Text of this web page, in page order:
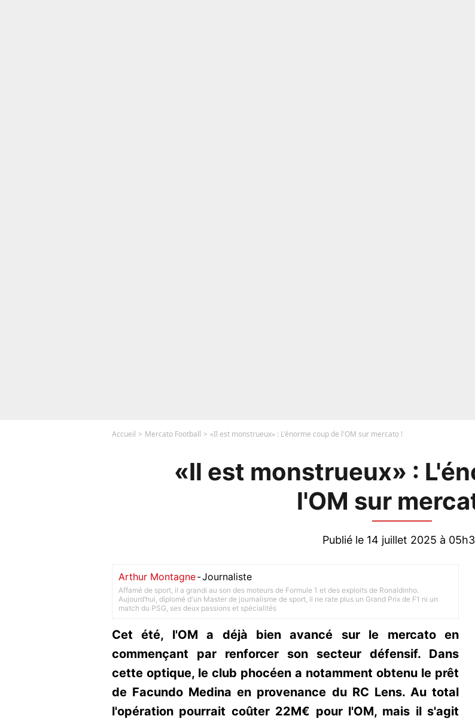
Accueil Mercato Football «Il est monstrueux» : L'énorme coup de l'OM sur mercato !
«Il est monstrueux» :
l'OM sur
Publié le 14 juillet 2025 à
Arthur Montagne-Journaliste
Affamé de sport, il a grandi au son des moteurs de Formule 1 et des exploits de Ronaldinho.
Aujourd’hui, diplomé d'un Master de journalisme de sport, il ne rate plus un Grand Prix de F1 ni un
match du PSG, ses deux passions et spécialités
Cet été, l'OM a déjà bien avancé sur le mercato en
commençant par renforcer son secteur défensif. Dans
cette optique, le club phocéen a notamment obtenu le prêt
de Facundo Medina en provenance du RC Lens. Au total
l'opération pourrait coûter 22M€ pour l'OM, mais il s'agit